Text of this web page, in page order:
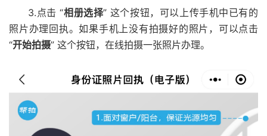
3.点击 “相册选择” 这个按钮，可以上传手机中已有的
照片办理回执。如果手机上没有拍摄好的照片，可以点击
“开始拍摄” 这个按钮，在线拍摄一张照片办理。